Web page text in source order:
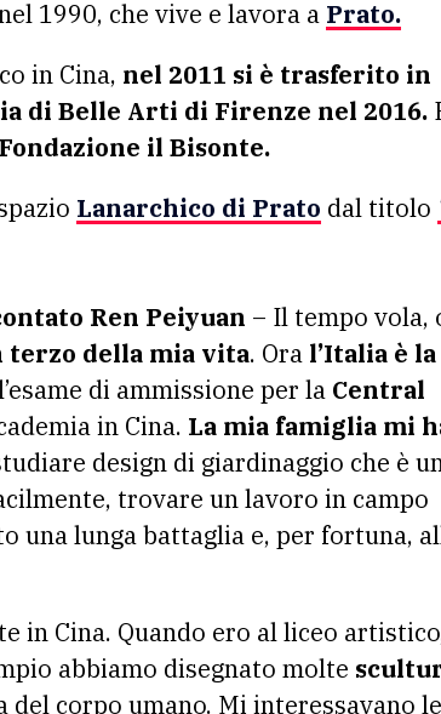
1990, che vive e lavora a Prato.
in Cina, nel 2011 si è trasferito in
di Belle Arti di Firenze nel 2016.
Fondazione il Bisonte.
Lanarchico di Prato dal titolo
Ren Peiyuan – Il tempo vola,
terzo della mia vita. Ora l’Italia è
di ammissione per la Central
in Cina. La mia famiglia mi
design di giardinaggio che è
trovare un lavoro in campo
una lunga battaglia e, per fortuna,
in Cina. Quando ero al liceo
abbiamo disegnato molte
corpo umano. Mi interessavano le